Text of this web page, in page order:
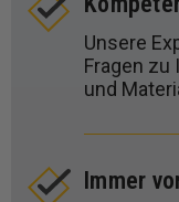
Unsere
Fragen zu
und
Immer